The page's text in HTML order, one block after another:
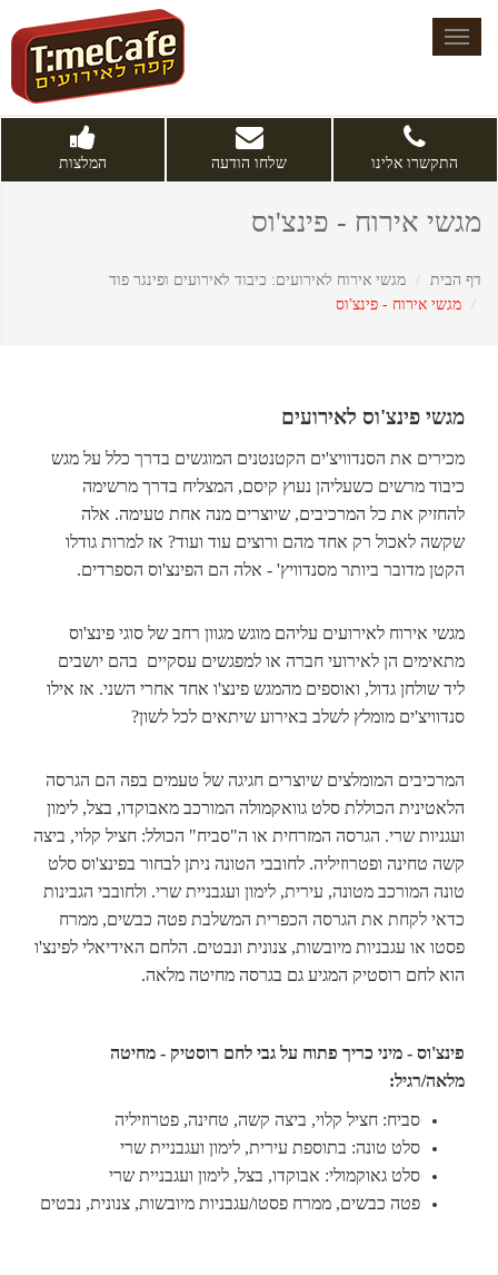
Toggle
התקשרו אלינו שלחו הודעה המלצות
מגשי אירוח - פינצ'וס
דף הבית
מגשי אירוח לאירועים: כיבוד לאירועים ופינגר פוד
מגשי אירוח - פינצ'וס
מגשי פינצ'וס לאירועים
מכירים את הסנדוויצ'ים הקטנטנים המוגשים בדרך כלל על מגש
כיבוד מרשים כשעליהן נעוץ קיסם, המצליח בדרך מרשימה
להחזיק את כל המרכיבים, שיוצרים מנה אחת טעימה. אלה
שקשה לאכול רק אחד מהם ורוצים עוד ועוד? אז למרות גודלו
הקטן מדובר ביותר מסנדוויץ' - אלה הם הפינצ'וס הספרדים.
מגשי אירוח לאירועים עליהם מוגש מגוון רחב של סוגי פינצ'וס
מתאימים הן לאירועי חברה או למפגשים עסקיים בהם יושבים
ליד שולחן גדול, ואוספים מהמגש פינצ'ו אחד אחרי השני. אז אילו
סנדוויצ'ים מומלץ לשלב באירוע שיתאים לכל לשון?
המרכיבים המומלצים שיוצרים חגיגה של טעמים בפה הם הגרסה
הלאטינית הכוללת סלט גוואקמולה המורכב מאבוקדו, בצל, לימון
ועגניות שרי. הגרסה המזרחית או ה"סביח" הכולל: חציל קלוי, ביצה
קשה טחינה ופטרוזיליה. לחובבי הטונה ניתן לבחור בפינצ'וס סלט
טונה המורכב מטונה, עירית, לימון ועגבניית שרי. ולחובבי הגבינות
כדאי לקחת את הגרסה הכפרית המשלבת פטה כבשים, ממרח
פסטו או עגבניות מיובשות, צנונית ונבטים. הלחם האידיאלי לפינצ'ו
הוא לחם רוסטיק המגיע גם בגרסה מחיטה מלאה.
פינצ'וס - מיני כריך פתוח על גבי לחם רוסטיק - מחיטה
מלאה/רגיל:
סביח: חציל קלוי, ביצה קשה, טחינה, פטרוזיליה
סלט טונה: בתוספת עירית, לימון ועגבניית שרי
סלט גאוקמולי: אבוקדו, בצל, לימון ועגבניית שרי
פטה כבשים, ממרח פסטו/עגבניות מיובשות, צנונית, נבטים